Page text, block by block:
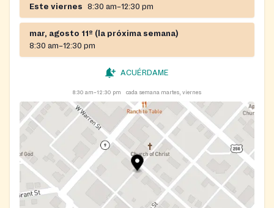
Este viernes 8:30 am–12:30 pm
mar, agosto 11º (la próxima semana)
8:30 am–12:30 pm
ACUÉRDAME
8:30 am–12:30 pm cada semana martes, viernes